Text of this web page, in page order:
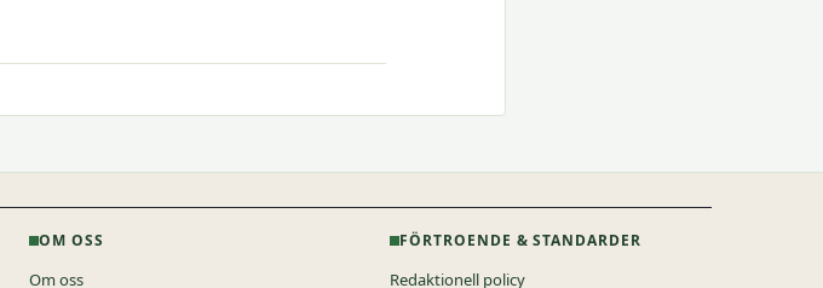
OM OSS
Om oss
FÖRTROENDE & STANDARDER
Redaktionell policy